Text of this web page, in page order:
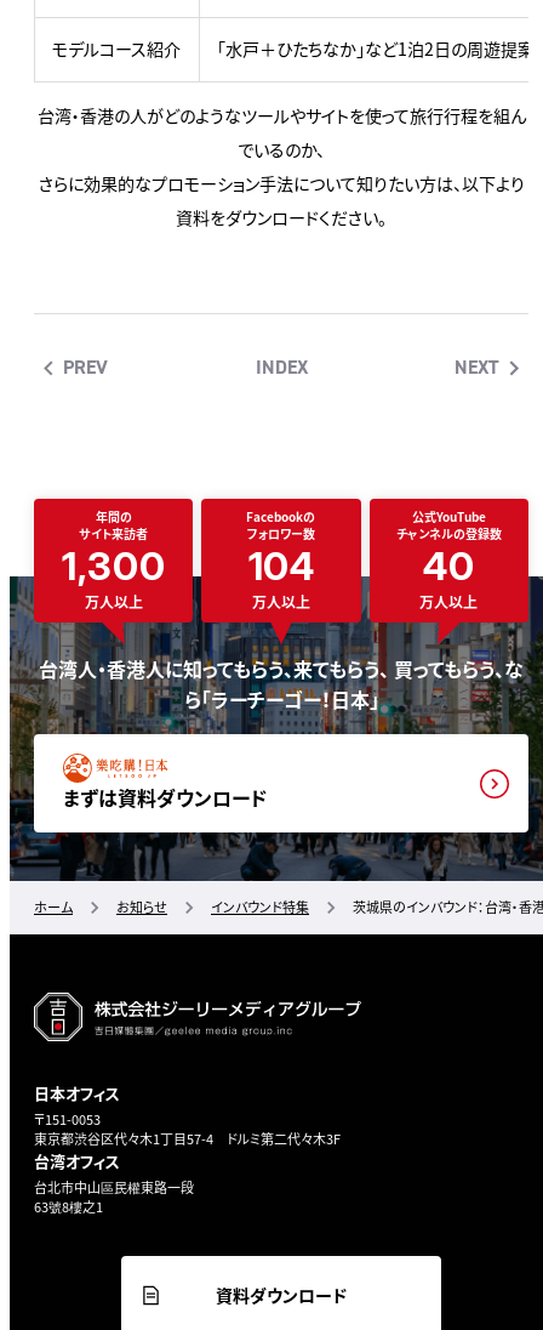
モデルコース紹介 「水戸＋ひたちなか」など1泊2日の周遊提案
台湾・香港の人がどのようなツールやサイトを使って旅行行程を組ん
でいるのか、
さらに効果的なプロモーション手法について知りたい方は、以下より
資料をダウンロードください。
PREV INDEX NEXT
台湾人・香港人に知ってもらう、来てもらう、 買ってもらう、な
ら「ラーチーゴー！日本」
まずは資料ダウンロード
年間の
サイト来訪者
1,300
万人以上
Facebookの
フォロワー数
104
万人以上
公式YouTube
チャンネルの登録数
40
万人以上
ホーム お知らせ インバウンド特集 茨城県のインバウンド：台湾・
日本オフィス
〒151-0053
東京都渋谷区代々木1丁目57-4 ドルミ第二代々木3F
台湾オフィス
台北市中山區民權東路一段
63號8樓之1
資料ダウンロード